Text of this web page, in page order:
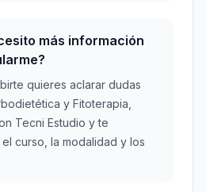
más información
quieres aclarar dudas
y Fitoterapia,
Tecni Estudio y te
curso, la modalidad y los